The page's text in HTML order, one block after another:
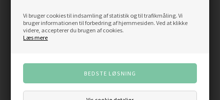
Vi bruger cookies til indsamling af statistik og til trafikmåling. Vi
bruger informationen til forbedring af hjemmesiden. Ved at klikke
videre, accepterer du brugen af cookies.
Læs mere
Den smukke Rhombe bloklysestage måler 14,5 cm i diameter. Lysestagen
er fremstillet med en tydelig sammenhæng til Rhombe-serien. Samme fine
større lys. Lysestagen er fremstillet i hvidt blankglaseret porcelæn. Det er
med til at give stagen et meget fint, klassisk og smukt udtryk. Så snart et